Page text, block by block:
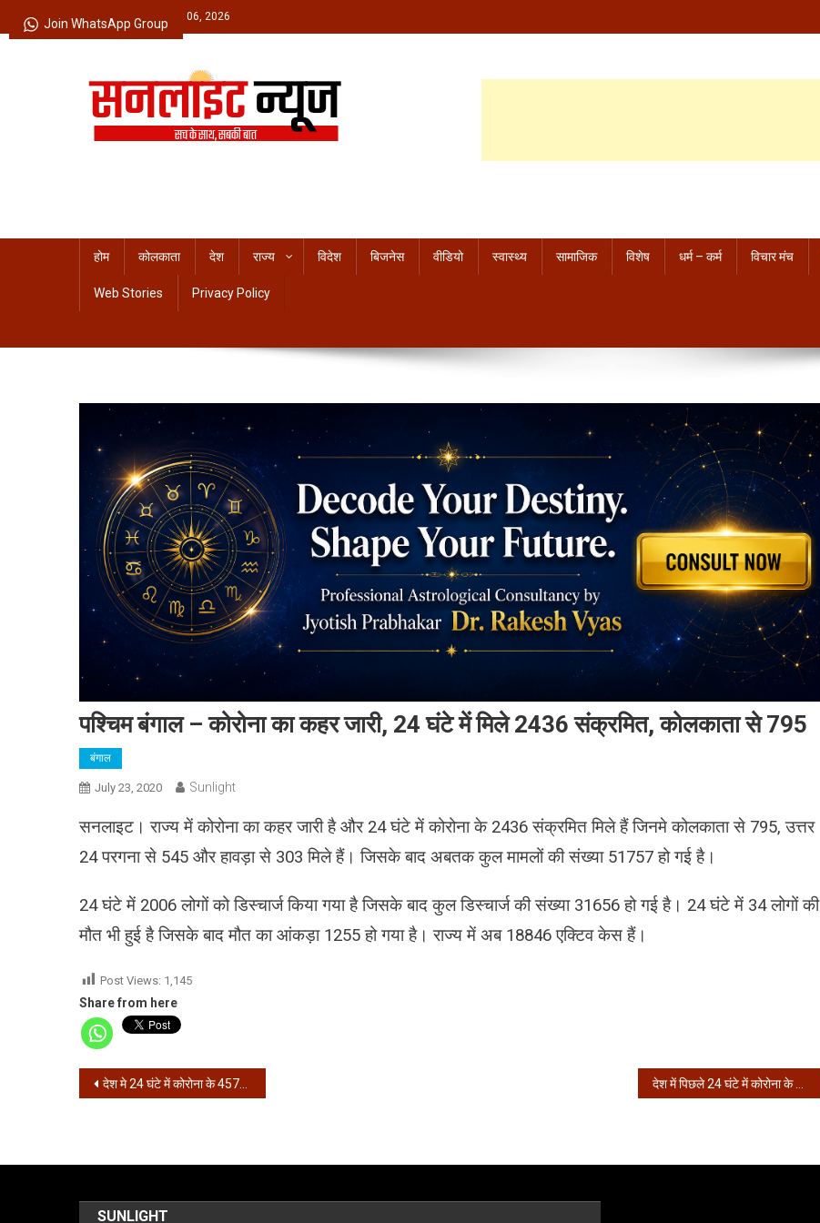
to
Thursday, August 06, 2026
होम कोलकाता देश राज्य विदेश बिजनेस वीडियो स्वास्थ्य सामाजिक विशेष धर्म – कर्म विचार मंच
Web Stories Privacy Policy
पश्चिम बंगाल – कोरोना का कहर जारी, 24 घंटे में मिले 2436 संक्रमित, कोलकाता से 795
बंगाल
July 23, 2020 Sunlight
सनलाइट। राज्य में कोरोना का कहर जारी है और 24 घंटे में कोरोना के 2436 संक्रमित मिले हैं जिनमे कोलकाता से 795, उत्तर
24 परगना से 545 और हावड़ा से 303 मिले हैं। जिसके बाद अबतक कुल मामलों की संख्या 51757 हो गई है।
24 घंटे में 2006 लोगों को डिस्चार्ज किया गया है जिसके बाद कुल डिस्चार्ज की संख्या 31656 हो गई है। 24 घंटे में 34 लोगों की
मौत भी हुई है जिसके बाद मौत का आंकड़ा 1255 हो गया है। राज्य में अब 18846 एक्टिव केस हैं।
Post Views: 1,145
Share from here
Post
देश मे 24 घंटे में कोरोना के 45720 मामले, 1129 की मौत देश में पिछले 24 घंटे में कोरोना के 49 हजार 310 नए मामले
SUNLIGHT
Join WhatsApp Group